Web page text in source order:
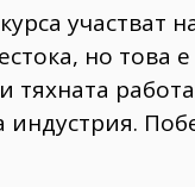
участват
но това
и тяхната